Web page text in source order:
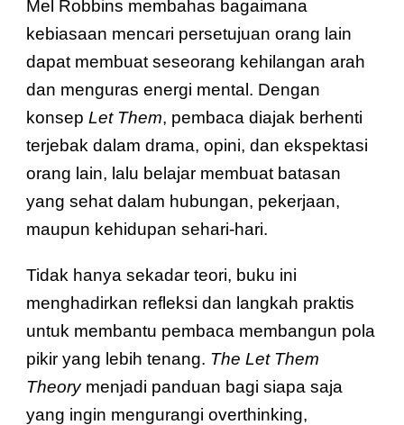
Mel Robbins membahas bagaimana
kebiasaan mencari persetujuan orang lain
dapat membuat seseorang kehilangan arah
dan menguras energi mental. Dengan
konsep Let Them, pembaca diajak berhenti
terjebak dalam drama, opini, dan ekspektasi
orang lain, lalu belajar membuat batasan
yang sehat dalam hubungan, pekerjaan,
maupun kehidupan sehari-hari.
Tidak hanya sekadar teori, buku ini
menghadirkan refleksi dan langkah praktis
untuk membantu pembaca membangun pola
pikir yang lebih tenang. The Let Them
Theorymenjadi panduan bagi siapa saja
yang ingin mengurangi overthinking,